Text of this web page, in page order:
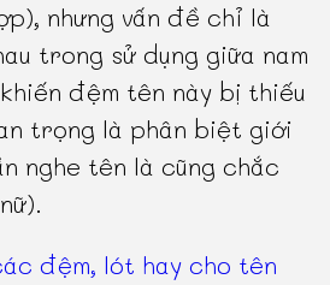
nhưng vấn đề chỉ là
trong sử dụng giữa nam
đệm tên này bị thiếu
trọng là phân biệt giới
nghe tên là cũng chắc
đệm, lót hay cho tên